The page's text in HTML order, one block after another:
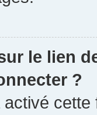
le lien
?
activé